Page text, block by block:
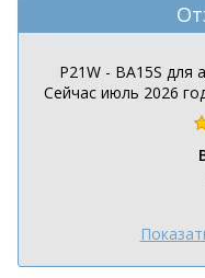
P21W - BA15S для
Сейчас июль 2026